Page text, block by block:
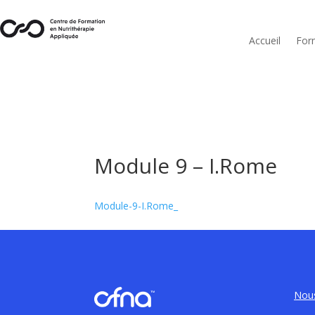
Accueil
Module 9 – I.Rome
Module-9-I.Rome_